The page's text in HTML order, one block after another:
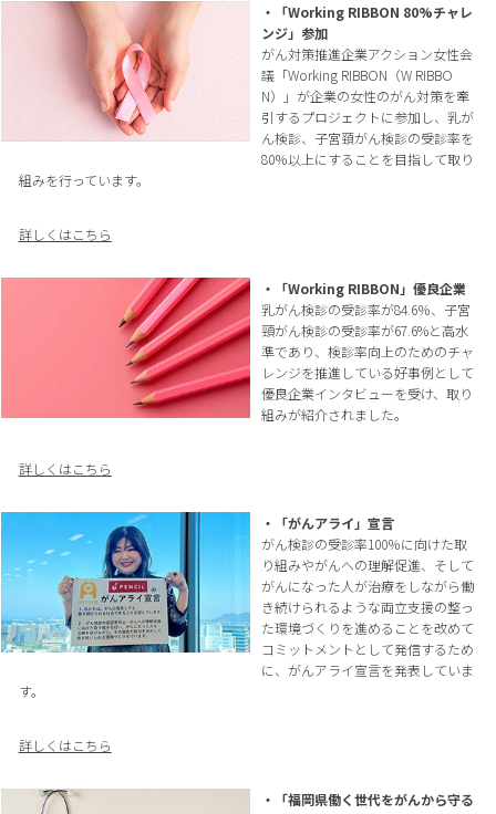
・「Working RIBBON 80%チャレ
ンジ」参加
がん対策推進企業アクション女性会
議「Working RIBBON（W RIBBO
N）」が企業の女性のがん対策を牽
引するプロジェクトに参加し、乳が
ん検診、子宮頚がん検診の受診率を
80％以上にすることを目指して取り
組みを行っています。
詳しくはこちら
・「Working RIBBON」優良企業
乳がん検診の受診率が84.6％、子宮
頸がん検診の受診率が67.6%と高水
準であり、検診率向上のためのチャ
レンジを推進している好事例として
優良企業インタビューを受け、取り
組みが紹介されました。
詳しくはこちら
・「がんアライ」宣言
がん検診の受診率100％に向けた取
り組みやがんへの理解促進、そして
がんになった人が治療をしながら働
き続けられるような両立支援の整っ
た環境づくりを進めることを改めて
コミットメントとして発信するため
に、がんアライ宣言を発表していま
す。
詳しくはこちら
・「福岡県働く世代をがんから守る